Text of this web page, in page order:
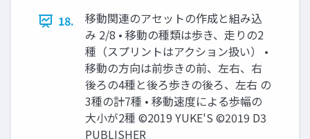
18.
移動関連のアセットの作成と組み込
み 2/8 • 移動の種類は歩き、走りの2
種（スプリントはアクション扱い） •
移動の方向は前歩きの前、左右、右
後ろの4種と後ろ歩きの後ろ、左右 の
3種の計7種 • 移動速度による歩幅の
大小が2種 ©2019 YUKE'S ©2019 D3
PUBLISHER